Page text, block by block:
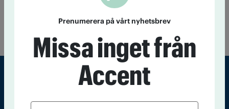
24 oktober 2024En ny rapport visar hur svenskarnas
Prenumerera på vårt nyhetsbrev
Missa inget från
Accent